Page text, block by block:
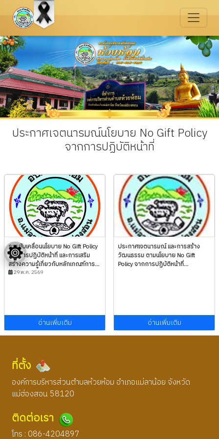
ประกาศเจตนารมณ์นโยบาย No Gift Policy
จากการปฏิบัติหน้าที่
การขับเคลื่อนนโยบาย No Gift Policy
จากการปฏิบัติหน้าที่ และการเสริม
สร้างความรู้เกี่ยวกับหลักเกณฑ์การ...
29 พ.ค. 2569
อ่านเพิ่มเติม
ประกาศเจตนารมณ์ และการสร้าง
วัฒนธรรม ตามนโยบาย No Gift
Policy จากการปฏิบัติหน้าที่...
อ่านเพิ่มเติม
ที่ตั้ง
องค์การบริหารส่วนตำบลห้วยห้อม อำเภอแม่ลาน้อย จังหวัด
แม่ฮ่องสอน 58120
ติดต่อเรา
โทร : 086-4204897